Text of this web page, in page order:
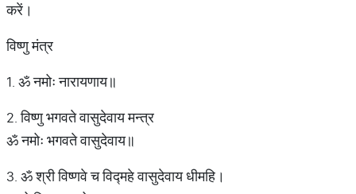
करें।
विष्णु मंत्र
1. ॐ नमोः नारायणाय॥
2. विष्णु भगवते वासुदेवाय मन्त्र
ॐ नमोः भगवते वासुदेवाय॥
3. ॐ श्री विष्णवे च विद्महे वासुदेवाय धीमहि।